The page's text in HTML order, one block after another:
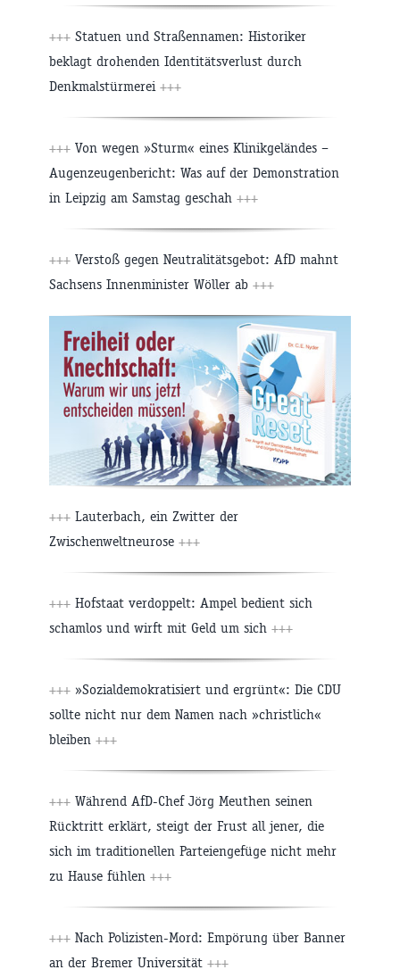
+++ Statuen und Straßennamen: Historiker
beklagt drohenden Identitätsverlust durch
Denkmalstürmerei +++
+++ Von wegen »Sturm« eines Klinikgeländes –
Augenzeugenbericht: Was auf der Demonstration
in Leipzig am Samstag geschah +++
+++ Verstoß gegen Neutralitätsgebot: AfD mahnt
Sachsens Innenminister Wöller ab +++
+++ Lauterbach, ein Zwitter der
Zwischenweltneurose +++
+++ Hofstaat verdoppelt: Ampel bedient sich
schamlos und wirft mit Geld um sich +++
+++ »Sozialdemokratisiert und ergrünt«: Die CDU
sollte nicht nur dem Namen nach »christlich«
bleiben +++
+++ Während AfD-Chef Jörg Meuthen seinen
Rücktritt erklärt, steigt der Frust all jener, die
sich im traditionellen Parteiengefüge nicht mehr
zu Hause fühlen +++
+++ Nach Polizisten-Mord: Empörung über Banner
an der Bremer Universität +++